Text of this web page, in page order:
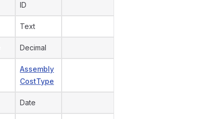
ID
Text
Decimal
Assembly
CostType
Date